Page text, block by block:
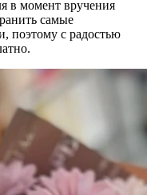
в момент вручения
самые
поэтому с радостью